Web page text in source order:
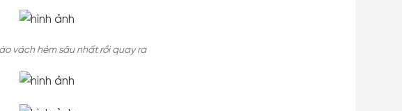
vách hẻm sâu nhất rồi quay ra